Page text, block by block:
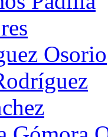
Osorio